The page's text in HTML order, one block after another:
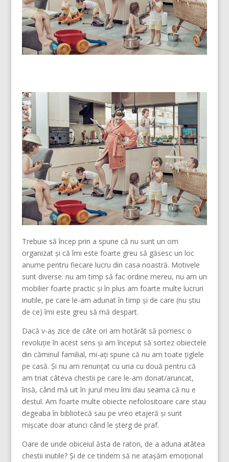
Trebuie să încep prin a spune că nu sunt un om
organizat și că îmi este foarte greu să găsesc un loc
anume pentru fiecare lucru din casa noastră. Motivele
sunt diverse: nu am timp să fac ordine mereu, nu am un
mobilier foarte practic și în plus am foarte multe lucruri
inutile, pe care le-am adunat în timp și de care (nu știu
de ce) îmi este greu să mă despart.
Dacă v-aș zice de câte ori am hotărât să pornesc o
revoluție în acest sens și am început să sortez obiectele
din căminul familial, mi-ați spune că nu am toate țiglele
pe casă. Și nu am renunțat cu una cu două pentru că
am triat câteva chestii pe care le-am donat/aruncat,
însă, când mă uit în jurul meu îmi dau seama că nu e
destul. Am foarte multe obiecte nefolositoare care stau
degeaba în bibliotecă sau pe vreo etajeră și sunt
mișcate doar atunci când le șterg de praf.
Oare de unde obiceiul ăsta de raton, de a aduna atâtea
chestii inutile? Și de ce tindem să ne atașăm emoțional